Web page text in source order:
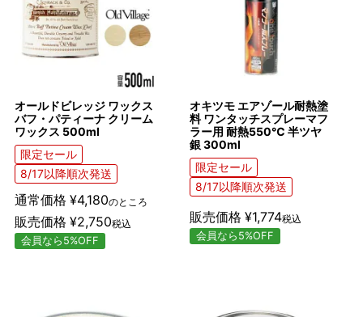
オールドビレッジ ワックス
バフ・パティーナ クリーム
ワックス 500ml
限定セール
8/17以降順次発送
通常価格 ¥4,180のところ
販売価格 ¥2,750税込
会員なら5%OFF
オキツモ エアゾール耐熱塗
料 ワンタッチスプレーマフ
ラー用 耐熱550℃ 半ツヤ
銀 300ml
限定セール
8/17以降順次発送
販売価格 ¥1,774税込
会員なら5%OFF